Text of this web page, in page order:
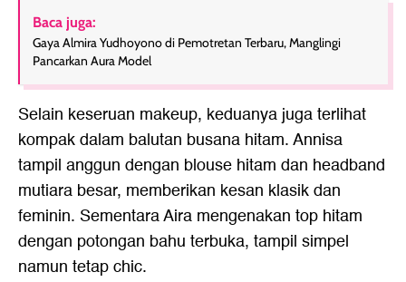
Baca juga:
Gaya Almira Yudhoyono di Pemotretan Terbaru, Manglingi
Pancarkan Aura Model
Selain keseruan makeup, keduanya juga terlihat
kompak dalam balutan busana hitam. Annisa
tampil anggun dengan blouse hitam dan headband
mutiara besar, memberikan kesan klasik dan
feminin. Sementara Aira mengenakan top hitam
dengan potongan bahu terbuka, tampil simpel
namun tetap chic.